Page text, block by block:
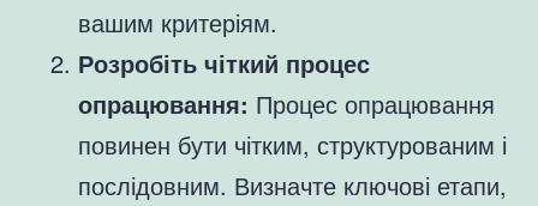
вашим критеріям.
Розробіть чіткий процес
опрацювання: Процес опрацювання
повинен бути чітким, структурованим і
послідовним. Визначте ключові етапи,